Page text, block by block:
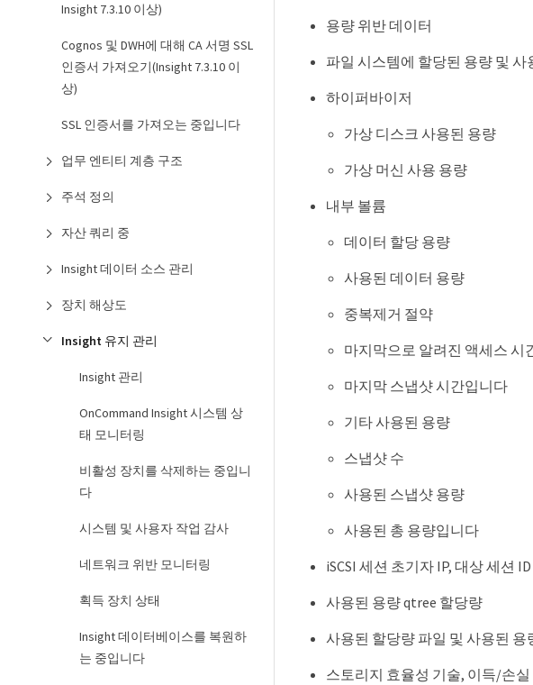
Insight 7.3.10 이상)
Cognos 및 DWH에 대해 CA 서명 SSL
인증서 가져오기(Insight 7.3.10 이
상)
SSL 인증서를 가져오는 중입니다
업무 엔티티 계층 구조
주석 정의
자산 쿼리 중
Insight 데이터 소스 관리
장치 해상도
Insight 유지 관리
Insight 관리
OnCommand Insight 시스템 상
태 모니터링
비활성 장치를 삭제하는 중입니
다
시스템 및 사용자 작업 감사
네트워크 위반 모니터링
획득 장치 상태
Insight 데이터베이스를 복원하
는 중입니다
용량 위반 데이터
파일 시스템에 할당된 용량 및 사
하이퍼바이저
가상 디스크 사용된 용량
가상 머신 사용 용량
내부 볼륨
데이터 할당 용량
사용된 데이터 용량
중복제거 절약
마지막으로 알려진 액세스 시
마지막 스냅샷 시간입니다
기타 사용된 용량
스냅샷 수
사용된 스냅샷 용량
사용된 총 용량입니다
iSCSI 세션 초기자 IP, 대상 세션
사용된 용량 qtree 할당량
사용된 할당량 파일 및 사용된 용
스토리지 효율성 기술, 이득/손